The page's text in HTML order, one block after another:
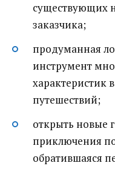
существующих
заказчика;
продуманная
инструмент
характеристик
путешествий;
открыть новые
приключения
обратившаяся